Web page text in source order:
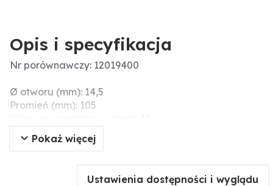
Opis i specyfikacja
Nr porównawczy: 12019400
Ø otworu (mm): 14,5
Promień (mm): 105
Szerokość robocza (mm): 108
Pokaż więcej
Ustawienia dostępności i wyglądu